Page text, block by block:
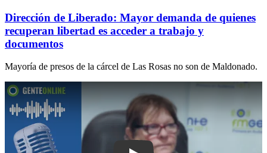
Dirección de Liberado: Mayor demanda de quienes
recuperan libertad es acceder a trabajo y
documentos
Mayoría de presos de la cárcel de Las Rosas no son de Maldonado.